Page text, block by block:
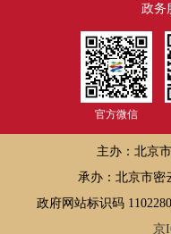
政务
官方微信
主办：北京
承办：北京市密
政府网站标识码
京